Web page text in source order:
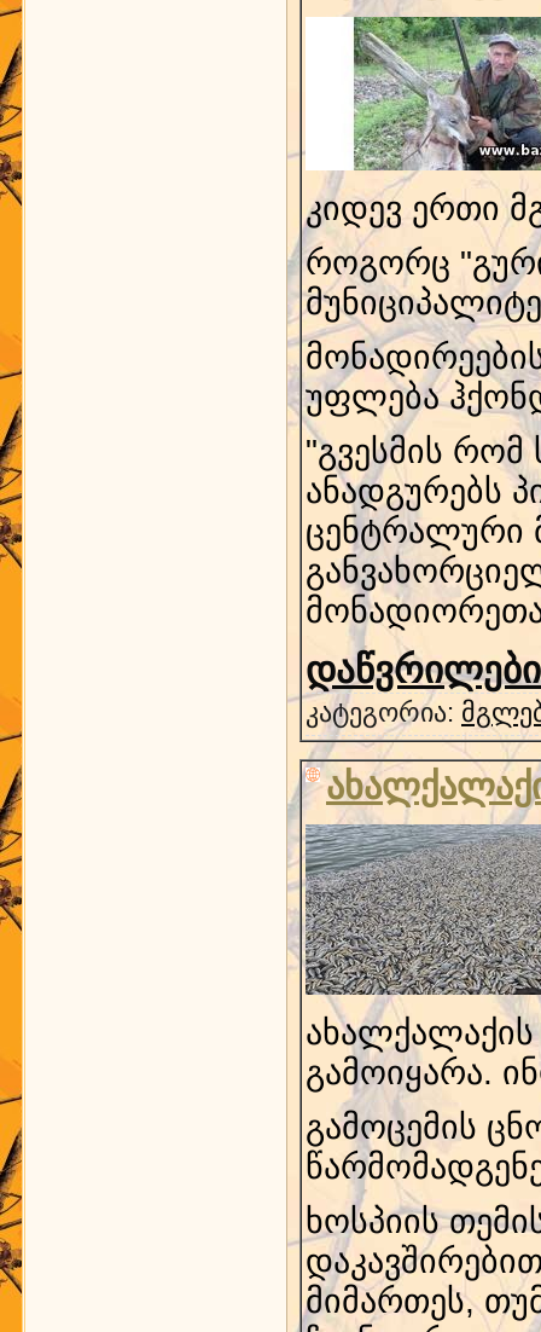
კიდევ ერთი
როგორც
უფლება
"გვესმის
ანადგურებს
ცენტრალური
კატეგორია:
გამოიყარა.
გამოცემის
ხოსპიის
მიმართეს,